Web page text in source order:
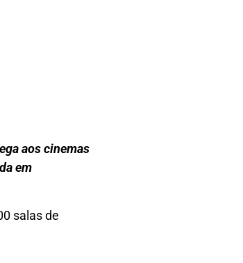
aos cinemas
em
salas de